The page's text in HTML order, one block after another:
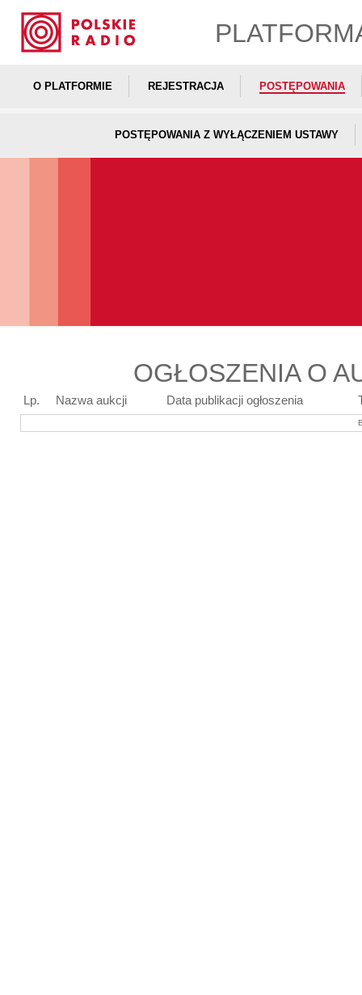
O PLATFORMIE REJESTRACJA POSTĘPOWANIA
POSTĘPOWANIA Z WYŁĄCZENIEM USTAWY
OGŁOSZENIA O
Lp. Nazwa aukcji Data publikacji ogłoszenia